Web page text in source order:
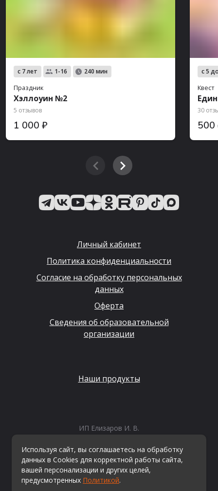
с 7 лет 1-16 240 мин
Праздник
Хэллоуин №2
5 отзывов
1 000 ₽
с 5
Квест
30
500
Личный кабинет
Политика конфиденциальности
Согласие на обработку персональных
данных
Оферта
Сведения об образовательной
организации
Наши продукты
ИП Елизаров И. В.
ОГРНИП: 315665800057162
Эл. почта:info@kvestiks.ru
Используя сайт, вы соглашаетесь на обработку
данных в Cookies для корректной работы сайта,
вашей персонализации и других целей,
предусмотренных Политикой.